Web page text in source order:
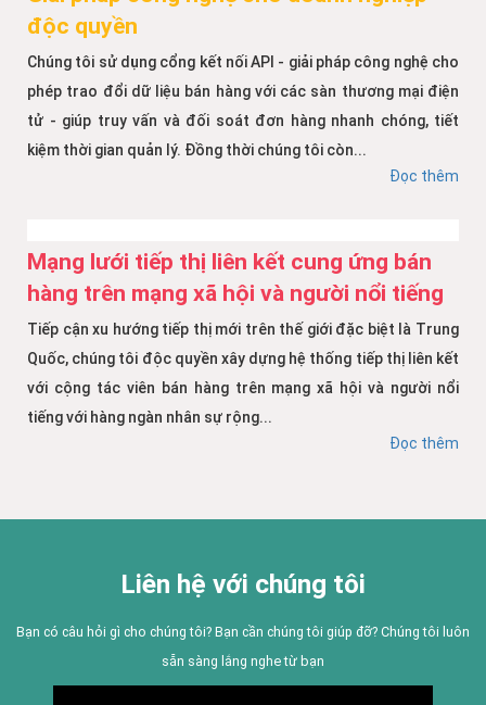
độc quyền
Chúng tôi sử dụng cổng kết nối API - giải pháp công nghệ cho
phép trao đổi dữ liệu bán hàng với các sàn thương mại điện
tử - giúp truy vấn và đối soát đơn hàng nhanh chóng, tiết
kiệm thời gian quản lý. Đồng thời chúng tôi còn...
Đọc thêm
Mạng lưới tiếp thị liên kết cung ứng bán
hàng trên mạng xã hội và người nổi tiếng
Tiếp cận xu hướng tiếp thị mới trên thế giới đặc biệt là Trung
Quốc, chúng tôi độc quyền xây dựng hệ thống tiếp thị liên kết
với cộng tác viên bán hàng trên mạng xã hội và người nổi
tiếng với hàng ngàn nhân sự rộng...
Đọc thêm
Liên hệ với chúng tôi
Bạn có câu hỏi gì cho chúng tôi? Bạn cần chúng tôi giúp đỡ? Chúng tôi luôn
sẵn sàng lắng nghe từ bạn